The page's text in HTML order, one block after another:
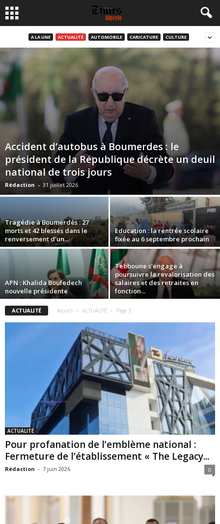
A LA UNE ACTUALITÉ AUTOMOBILE CARICATURE CULTURE
Accident d’autobus à Boumerdes : le
président de la République décrète un deuil
national de trois jours
Rédaction - 31 juillet 2026
Tragédie à Boumerdès : 27
morts et 42 blessés dans le
renversement d’un...
Education : la rentrée scolaire
fixée au 6 septembre prochain
APN : Khalida Boufedech
nouvelle présidente
Tebboune s’engage à
poursuivre la revalorisation des
salaires et des retraites en
fonction...
ACTUALITÉ Accueil ACTUALITÉ Page 3
ACTUALITÉ
Pour profanation de l’emblème national :
Fermeture de l’établissement « The Legacy...
Rédaction - 7 juin 2026 0